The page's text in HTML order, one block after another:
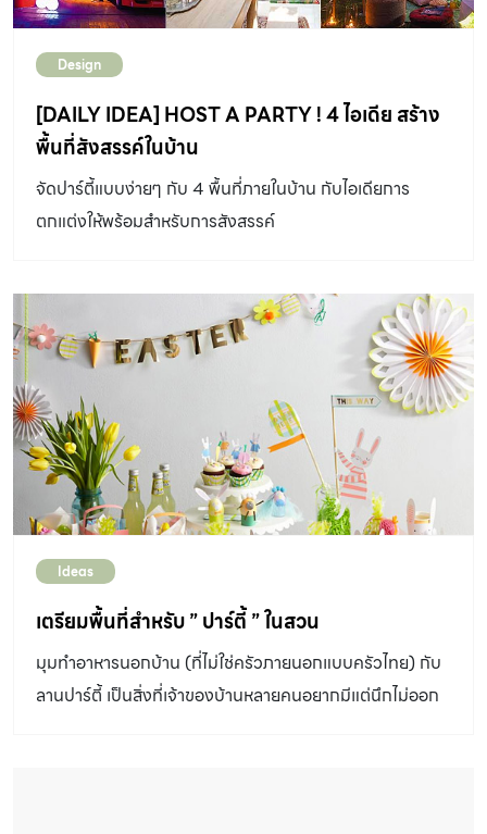
Design
[DAILY IDEA] HOST A PARTY ! 4 ไอเดีย สร้าง
พื้นที่สังสรรค์ในบ้าน
จัดปาร์ตี้แบบง่ายๆ กับ 4 พื้นที่ภายในบ้าน กับไอเดียการ
ตกแต่งให้พร้อมสำหรับการสังสรรค์
Ideas
เตรียมพื้นที่สำหรับ ” ปาร์ตี้ ” ในสวน
มุมทำอาหารนอกบ้าน (ที่ไม่ใช่ครัวภายนอกแบบครัวไทย) กับ
ลานปาร์ตี้ เป็นสิ่งที่เจ้าของบ้านหลายคนอยากมีแต่นึกไม่ออก